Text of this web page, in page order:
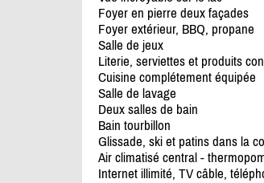
Foyer en pierre deux façades
Foyer extérieur, BBQ, propane
Salle de jeux
Literie, serviettes et produits
Cuisine complétement équipée
Salle de lavage
Deux salles de bain
Bain tourbillon
Glissade, ski et patins dans la
Air climatisé central -
Internet illimité, TV câble,